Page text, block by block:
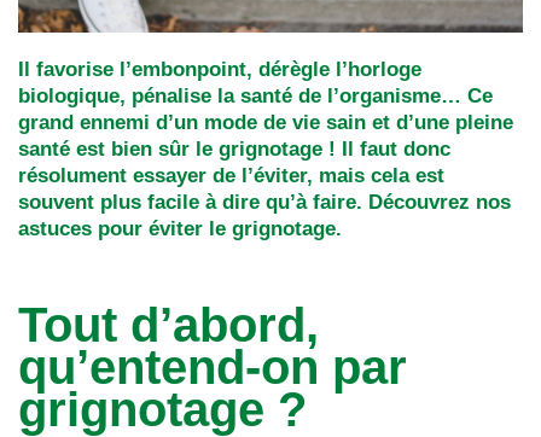
Il favorise l’embonpoint, dérègle l’horloge
biologique, pénalise la santé de l’organisme… Ce
grand ennemi d’un mode de vie sain et d’une pleine
santé est bien sûr le grignotage ! Il faut donc
résolument essayer de l’éviter, mais cela est
souvent plus facile à dire qu’à faire. Découvrez nos
astuces pour éviter le grignotage.
Tout d’abord,
qu’entend-on par
grignotage ?